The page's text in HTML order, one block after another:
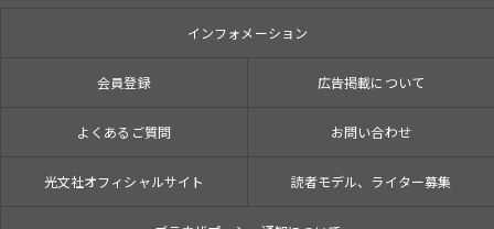
インフォメーション
会員登録 広告掲載について
よくあるご質問 お問い合わせ
光文社オフィシャルサイト 読者モデル、ライター募集